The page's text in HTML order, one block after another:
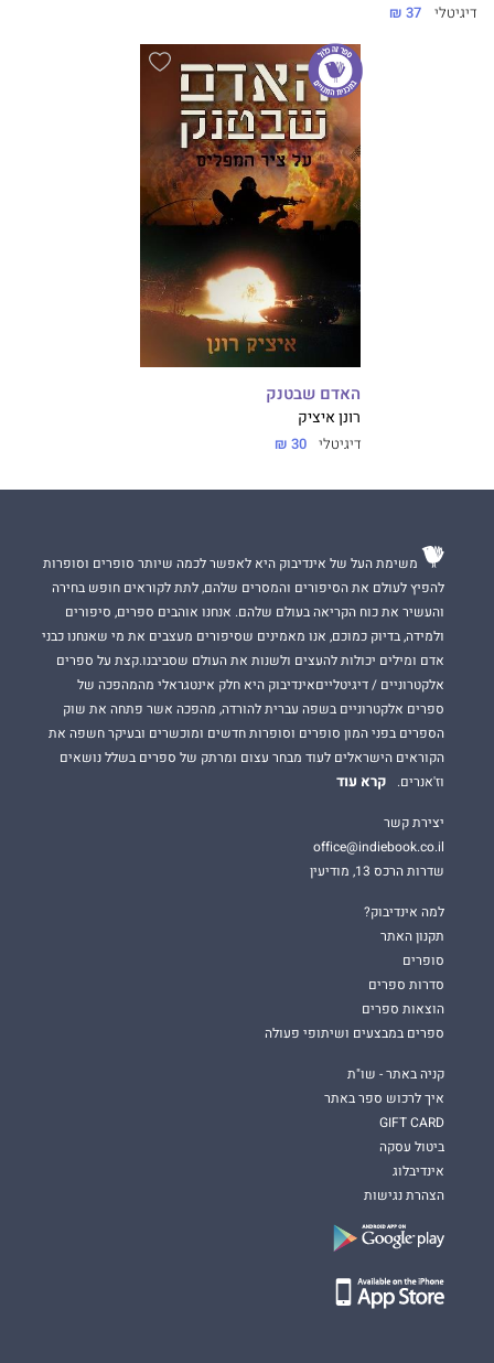
דיגיטלי 37 ₪
האדם שבטנק
רונן איציק
דיגיטלי 30 ₪
משימת העל של אינדיבוק היא לאפשר לכמה שיותר סופרים וסופרות
להפיץ לעולם את הסיפורים והמסרים שלהם, לתת לקוראים חופש בחירה
והעשיר את כוח הקריאה בעולם שלהם. אנחנו אוהבים ספרים, סיפורים
ולמידה, בדיוק כמוכם, אנו מאמינים שסיפורים מעצבים את מי שאנחנו כבני
אדם ומילים יכולות להעצים ולשנות את העולם שסביבנו.קצת על ספרים
אלקטרוניים / דיגיטלייםאינדיבוק היא חלק אינטגראלי מהמהפכה של
ספרים אלקטרוניים בשפה עברית להורדה, מהפכה אשר פתחה את שוק
הספרים בפני המון סופרים וסופרות חדשים ומוכשרים ובעיקר חשפה את
הקוראים הישראלים לעוד מבחר עצום ומרתק של ספרים בשלל נושאים
וז'אנרים.
קרא עוד
יצירת קשר
office@indiebook.co.il
שדרות הרכס 13, מודיעין
למה אינדיבוק?
תקנון האתר
סופרים
סדרות ספרים
הוצאות ספרים
ספרים במבצעים ושיתופי פעולה
קניה באתר - שו"ת
איך לרכוש ספר באתר
GIFT CARD
ביטול עסקה
אינדיבלוג
הצהרת נגישות